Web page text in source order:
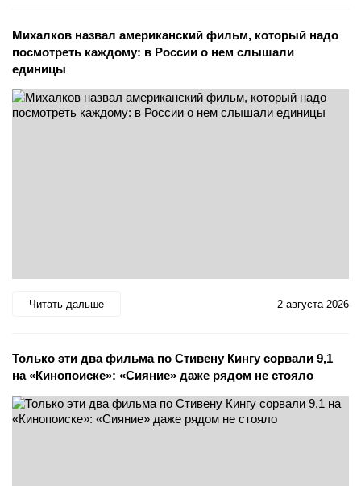
Михалков назвал американский фильм, который надо
посмотреть каждому: в России о нем слышали
единицы
Читать дальше 2 августа 2026
Только эти два фильма по Стивену Кингу сорвали 9,1
на «Кинопоиске»: «Сияние» даже рядом не стояло